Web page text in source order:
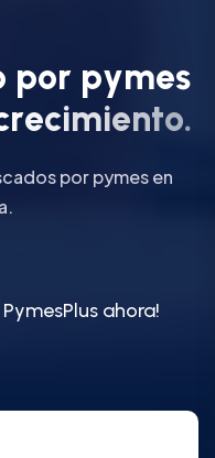
por pymes
recimiento.
por pymes en
ahora!